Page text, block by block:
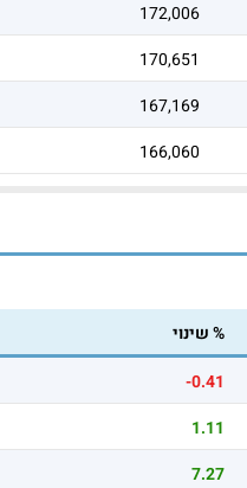
172,006
170,651
167,169
166,060
% שינוי
-0.41
1.11
7.27